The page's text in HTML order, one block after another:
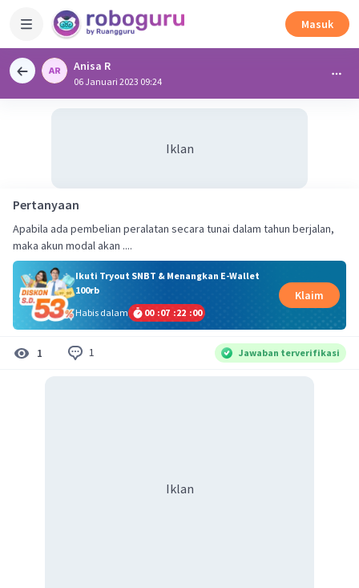
Masuk
Anisa R
06 Januari 2023 09:24
Iklan
Pertanyaan
Apabila ada pembelian peralatan secara tunai dalam tahun berjalan,
maka akun modal akan ....
Ikuti Tryout SNBT & Menangkan E-Wallet
100rb
Habis dalam
00 :07 :21 :59
Klaim
1 1 Jawaban terverifikasi
Iklan